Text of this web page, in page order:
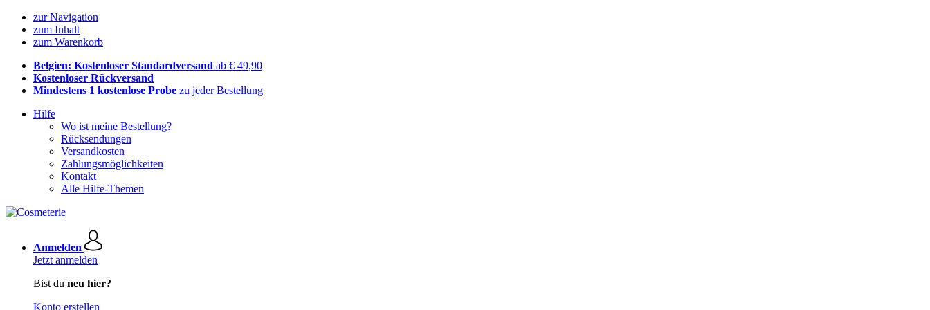
zur Navigation
zum Inhalt
zum Warenkorb
Belgien: Kostenloser Standardversand ab € 49,90
Kostenloser Rückversand
Mindestens 1 kostenlose Probe zu jeder Bestellung
Hilfe
Wo ist meine Bestellung?
Rücksendungen
Versandkosten
Zahlungsmöglichkeiten
Kontakt
Alle Hilfe-Themen
Anmelden
Jetzt anmelden
Bist du neu hier?
Konto erstellen